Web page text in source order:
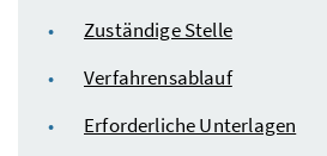
Zuständige Stelle
Verfahrensablauf
Erforderliche Unterlagen